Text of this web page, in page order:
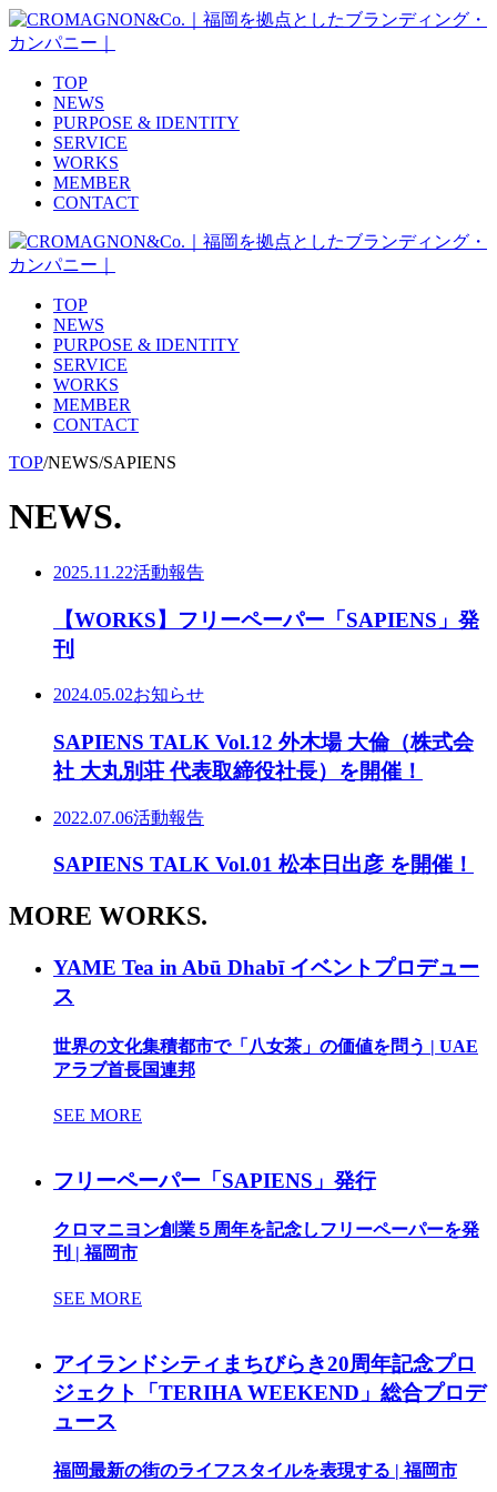
TOP
NEWS
PURPOSE & IDENTITY
SERVICE
WORKS
MEMBER
CONTACT
TOP
NEWS
PURPOSE & IDENTITY
SERVICE
WORKS
MEMBER
CONTACT
TOP/NEWS/SAPIENS
NEWS.
2025.11.22活動報告
【WORKS】フリーペーパー「SAPIENS」発
刊
2024.05.02お知らせ
SAPIENS TALK Vol.12 外木場 大倫（株式会
社 大丸別荘 代表取締役社長）を開催！
2022.07.06活動報告
SAPIENS TALK Vol.01 松本日出彦 を開催！
MORE WORKS.
YAME Tea in Abū Dhabī イベントプロデュー
ス
世界の文化集積都市で「八女茶」の価値を問う | UAE
アラブ首長国連邦
SEE MORE
フリーペーパー「SAPIENS」発行
クロマニヨン創業５周年を記念しフリーペーパーを発
刊 | 福岡市
SEE MORE
アイランドシティまちびらき20周年記念プロ
ジェクト「TERIHA WEEKEND」総合プロデ
ュース
福岡最新の街のライフスタイルを表現する | 福岡市